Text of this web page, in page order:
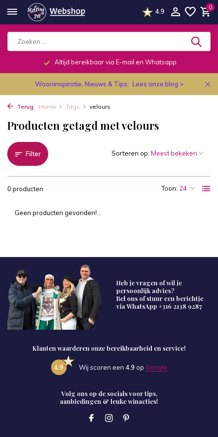
4.9
0
Altijd bereikbaar via E-mail en Whatsapp
Wooninspiratie, Nieuws & Tips: Lees onze blog >
Terug Home Tags velours
Producten getagd met velours
Filter
0 producten Toon:
Sorteren op:
Geen producten gevonden!...
Heb je vragen of wil je
persoonlijk advies?
Bel ons of stuur een berichtje
via WhatsApp +316 2138 9287
Klanten waarderen onze bereikbaarheid en service!
4.9 Wij scoren een 4.9 op Google
Volg ons op de socials voor tips,
aanbiedingen & leuke winacties!